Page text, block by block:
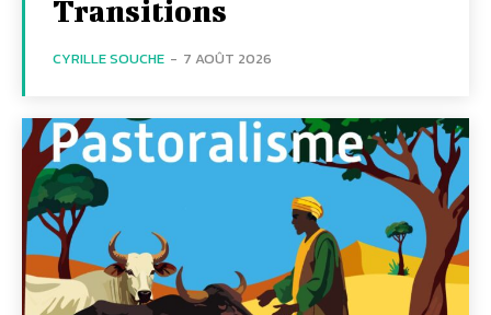
Transitions
CYRILLE SOUCHE - 7 AOÛT 2026